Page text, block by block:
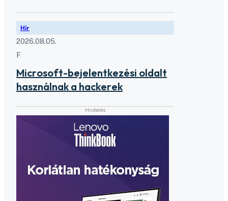
Hír
2026.08.05.
F
Microsoft-bejelentkezési oldalt
használnak a hackerek